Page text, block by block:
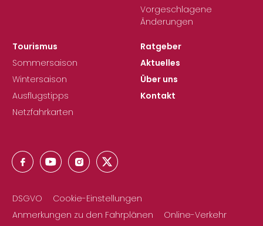
Vorgeschlagene
Änderungen
Tourismus
Sommersaison
Wintersaison
Ausflugstipps
Netzfahrkarten
Ratgeber
Aktuelles
Über uns
Kontakt
DSGVO
Cookie-Einstellungen
Anmerkungen zu den Fahrplänen
Online-Verkehr